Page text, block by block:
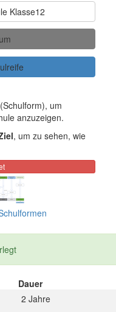
(Schulform), um
anzuzeigen.
, um zu sehen, wie
Dauer
2 Jahre